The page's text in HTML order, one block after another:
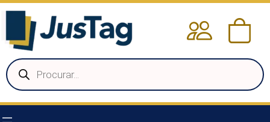
Pular
conteúdo
Pesquisar
produtos